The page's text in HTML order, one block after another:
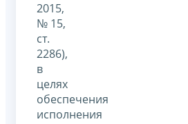
2015,
№ 15,
ст.
2286),
в
целях
обеспечения
исполнения